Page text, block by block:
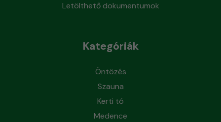
Letölthető dokumentumok
Kategóriák
Öntözés
Szauna
Kerti tó
Medence